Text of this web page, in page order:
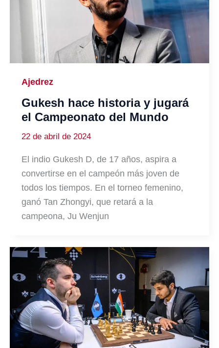
Ajedrez
Gukesh hace historia y jugará
el Campeonato del Mundo
22 de abril de 2024
El indio Gukesh D, de 17 años, aspira a
convertirse en el campeón más joven de
todos los tiempos. En el torneo femenino,
ganó Tan Zhongyi, que retará a la
campeona, Ju Wenjun